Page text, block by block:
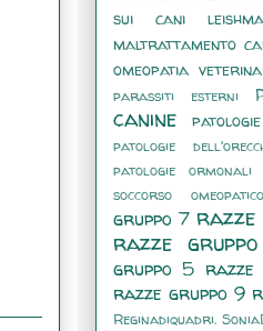
sui cani
maltrattamento
omeopatia
parassiti esterni
canine
patologie
patologie ormonali
soccorso omeopatico
gruppo 7 razze
razze
gruppo 5 razze
razze gruppo 9
Reginadiquadri.